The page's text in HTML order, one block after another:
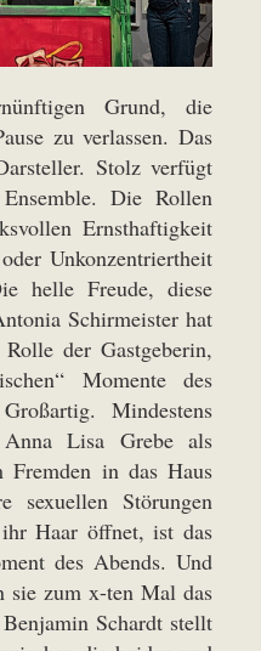
Grund, die
zu verlassen. Das
Stolz verfügt
Die Rollen
Ernsthaftigkeit
Unkonzentriertheit
helle Freude, diese
Schirmeister hat
der Gastgeberin,
Momente des
Mindestens
Anna Lisa Grebe als
in das Haus
sexuellen Störungen
Haar öffnet, ist das
des Abends. Und
sie zum x-ten Mal das
Schardt stellt